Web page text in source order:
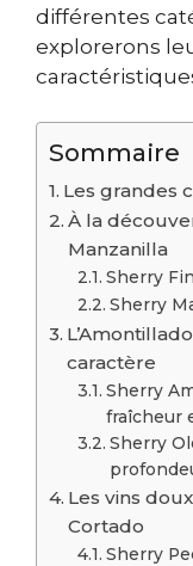
différentes
explorerons
Sommaire
Les grandes
À la
Manzanilla
Sherry
Sherry
caractère
Sherry
fraîcheur
Sherry
Les vins
Cortado
Sherry